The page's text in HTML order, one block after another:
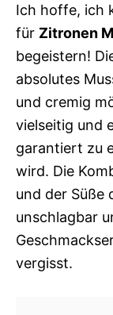
Ich hoffe, ich
für Zitronen
begeistern!
absolutes
und cremig
vielseitig und
garantiert zu
wird. Die
und der Süße
unschlagbar
vergisst.